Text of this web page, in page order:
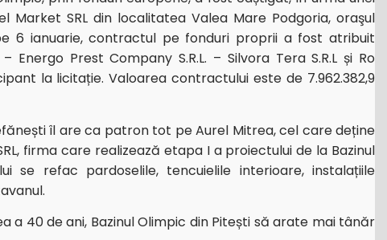
SRL din localitatea Valea Mare Podgoria, oraşul
6 ianuarie, contractul pe fonduri proprii a fost atribuit
Prest Company S.R.L. – Silvora Tera S.R.L și Ro
la licitație. Valoarea contractului este de 7.962.382,9
îl are ca patron tot pe Aurel Mitrea, cel care deține
firma care realizează etapa I a proiectului de la Bazinul
se refac pardoselile, tencuielile interioare, instalațiile
a 40 de ani, Bazinul Olimpic din Pitești să arate mai tânăr